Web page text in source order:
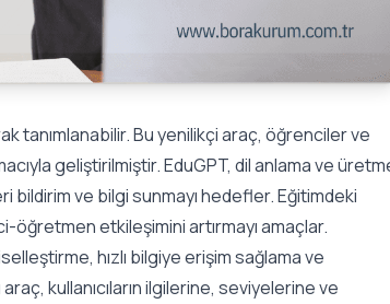
tanımlanabilir. Bu yenilikçi araç, öğrenciler ve
geliştirilmiştir. EduGPT, dil anlama ve
bildirim ve bilgi sunmayı hedefler. Eğitimdeki
etkileşimini artırmayı amaçlar.
hızlı bilgiye erişim sağlama ve
kullanıcıların ilgilerine, seviyelerine ve